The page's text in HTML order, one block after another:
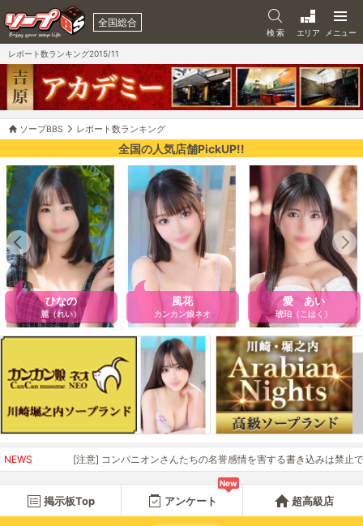
全国総合
検 索 エリア メニュー
レポート数ランキング2015/11
ソープBBS レポート数ランキング
全国の人気店舗PickUP!!
ひなの
麗（れい）
風花
カンカン娘ネオ
愛 あい
琥珀（こはく）
NEWS [注意] コンパニオンさんたちの名誉感情を害する書き込みは禁止です。
掲示板Top
New
アンケート 超高級店